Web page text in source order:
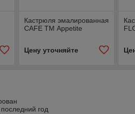
Кастрюля эмалированная
CAFE ТМ Appetite
Цену уточняйте
год